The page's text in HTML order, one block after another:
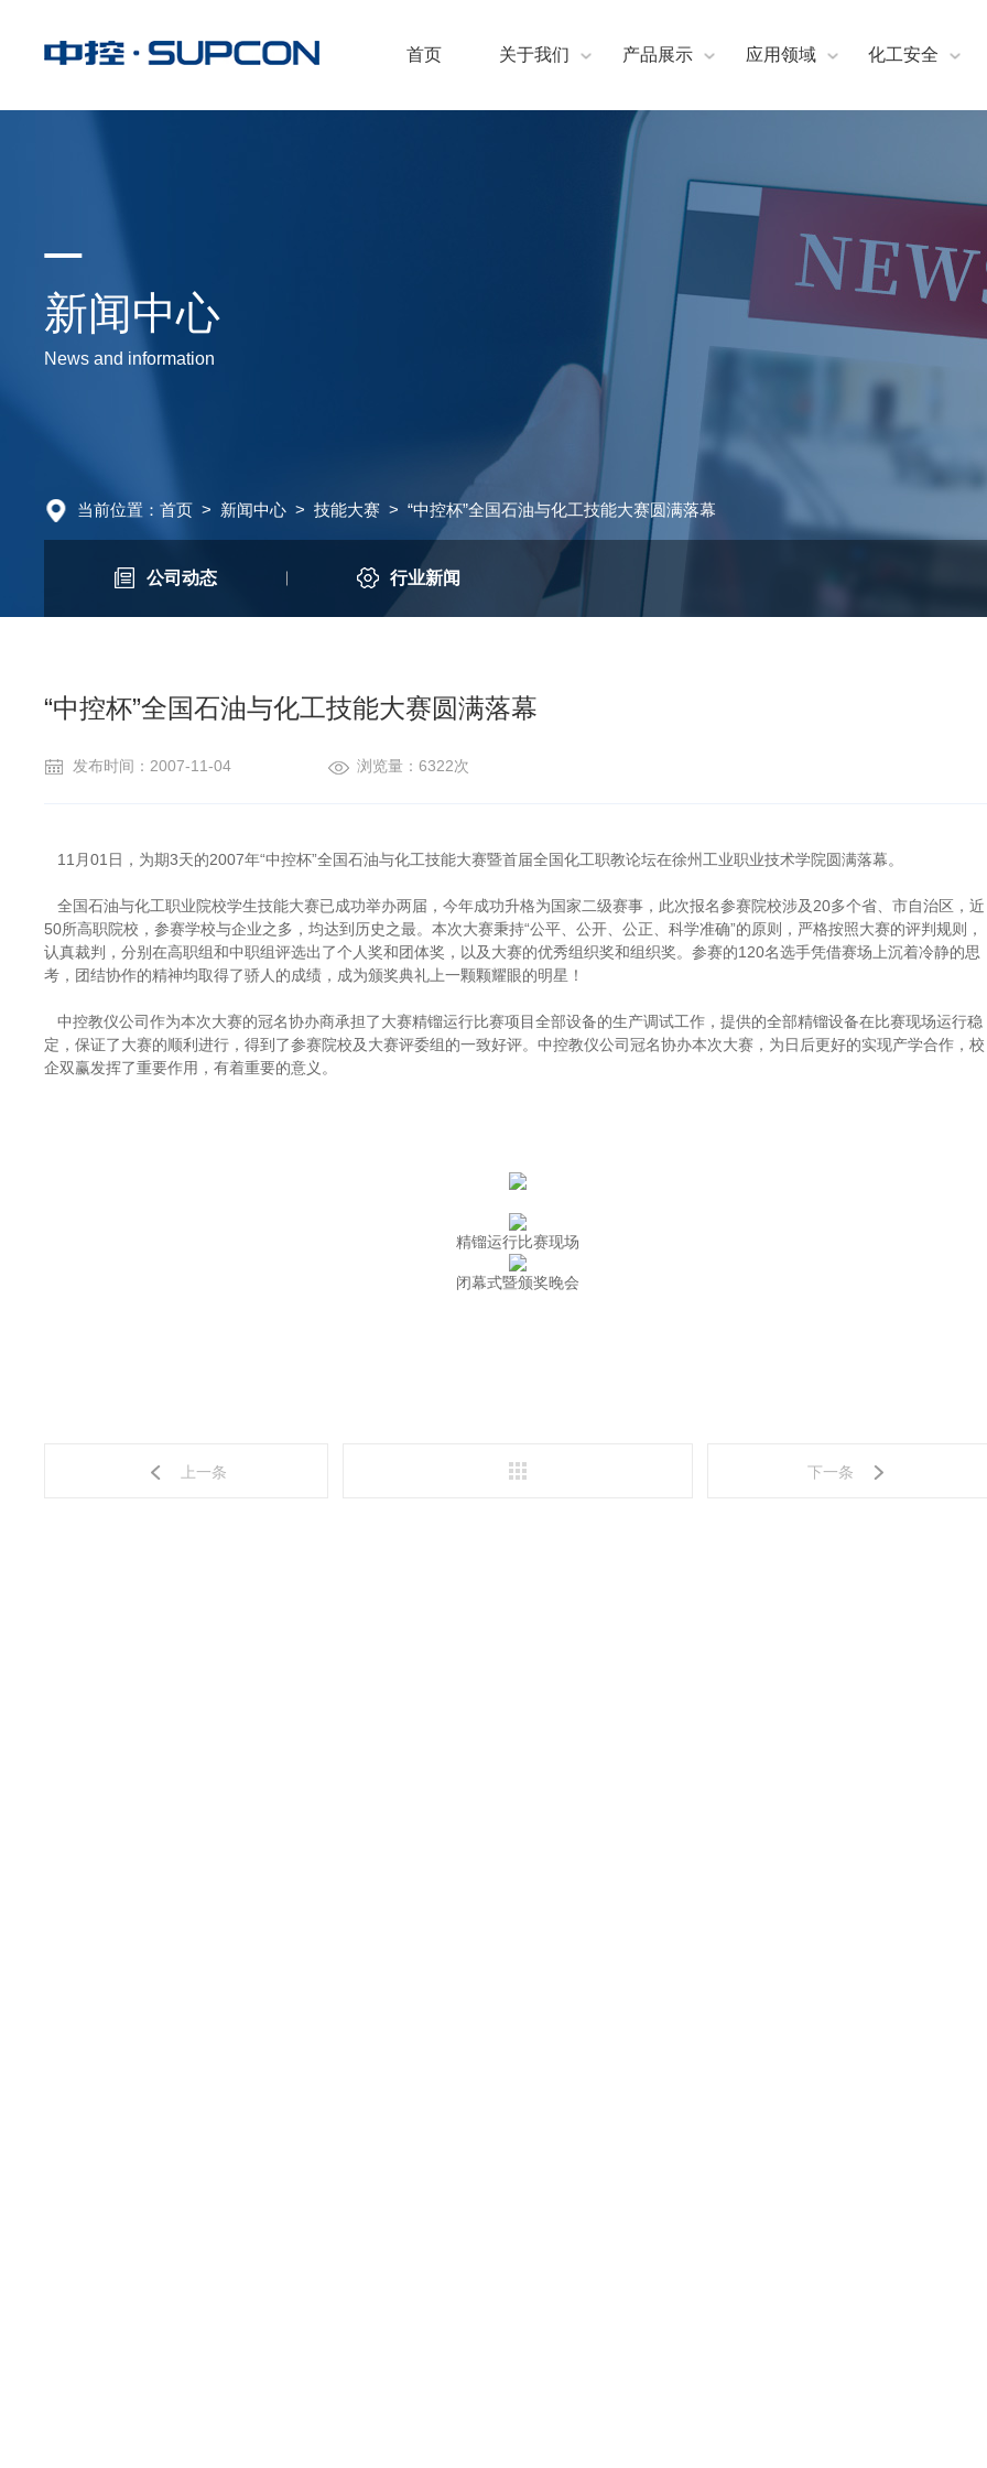
首页 关于我们 产品展示 应用领域 化工安全
新闻中心
News and information
当前位置：首页 > 新闻中心 >技能大赛 >“中控杯”全国石油与化工技能大赛圆满落幕
公司动态 行业新闻
“中控杯”全国石油与化工技能大赛圆满落幕
发布时间：2007-11-04 浏览量：6322次
11月01日，为期3天的2007年“中控杯”全国石油与化工技能大赛暨首届全国化工职教论坛在徐州工业职业技术学院圆满落幕。
全国石油与化工职业院校学生技能大赛已成功举办两届，今年成功升格为国家二级赛事，此次报名参赛院校涉及20多个省、市自治区，近
50所高职院校，参赛学校与企业之多，均达到历史之最。本次大赛秉持“公平、公开、公正、科学准确”的原则，严格按照大赛的评判规则，
认真裁判，分别在高职组和中职组评选出了个人奖和团体奖，以及大赛的优秀组织奖和组织奖。参赛的120名选手凭借赛场上沉着冷静的思
考，团结协作的精神均取得了骄人的成绩，成为颁奖典礼上一颗颗耀眼的明星！
中控教仪公司作为本次大赛的冠名协办商承担了大赛精镏运行比赛项目全部设备的生产调试工作，提供的全部精镏设备在比赛现场运行稳
定，保证了大赛的顺利进行，得到了参赛院校及大赛评委组的一致好评。中控教仪公司冠名协办本次大赛，为日后更好的实现产学合作，校
企双赢发挥了重要作用，有着重要的意义。
精镏运行比赛现场
闭幕式暨颁奖晚会
上一条 下一条